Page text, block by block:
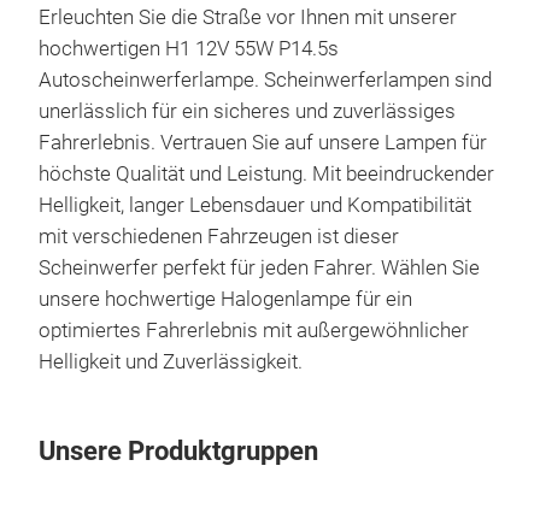
Erleuchten Sie die Straße vor Ihnen mit unserer
hochwertigen H1 12V 55W P14.5s
Autoscheinwerferlampe. Scheinwerferlampen sind
unerlässlich für ein sicheres und zuverlässiges
Fahrerlebnis. Vertrauen Sie auf unsere Lampen für
höchste Qualität und Leistung. Mit beeindruckender
Helligkeit, langer Lebensdauer und Kompatibilität
mit verschiedenen Fahrzeugen ist dieser
Scheinwerfer perfekt für jeden Fahrer. Wählen Sie
unsere hochwertige Halogenlampe für ein
optimiertes Fahrerlebnis mit außergewöhnlicher
Helligkeit und Zuverlässigkeit.
Unsere Produktgruppen